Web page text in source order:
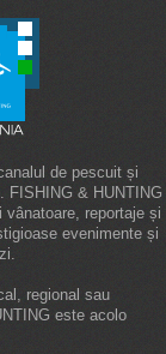
de pescuit și
FISHING & HUNTING
reportaje și
evenimente și
regional sau
este acolo